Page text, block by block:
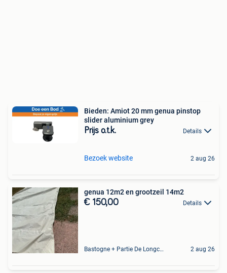
Bieden: Amiot 20 mm genua pinstop
slider aluminium grey
Prijs o.t.k. Details
Bezoek website 2 aug 26
genua 12m2 en grootzeil 14m2
€ 150,00 Details
Bastogne + Partie De Longchamps Et Sibret 2 aug 26